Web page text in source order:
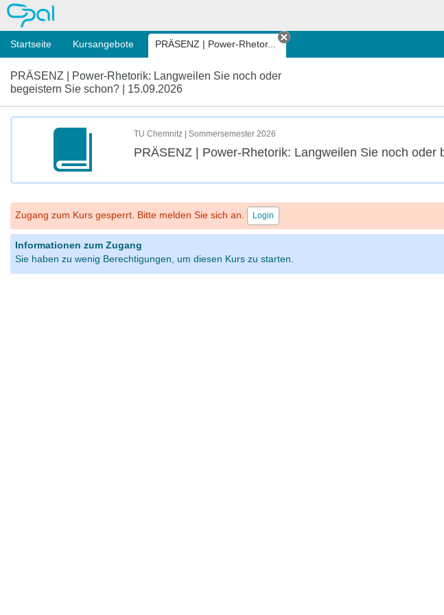
OPAL
Startseite Kursangebote PRÄSENZ | Power-Rhetor...
Tab schließen
PRÄSENZ | Power-Rhetorik: Langweilen Sie noch oder
begeistern Sie schon? | 15.09.2026
TU Chemnitz | Sommersemester 2026
PRÄSENZ | Power-Rhetorik: Langweilen Sie noch oder
Zugang zum Kurs gesperrt. Bitte melden Sie sich an. Login
Informationen zum Zugang
Sie haben zu wenig Berechtigungen, um diesen Kurs zu starten.